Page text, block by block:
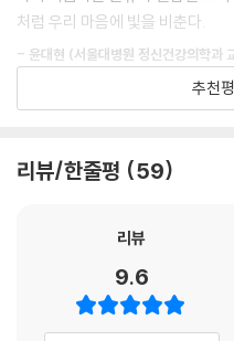
있을 거라고. 그리고 여전히 사랑
거라고.
불안이 물러났다. 마치 집중 수사
---「절망 다루기」중에서
우리는 점점 더 세상 온갖 뉴스가
포에 ‘접속’되고, 그것은 계속 우
포’에 불과했지만 그것에서 증식
만 자극하는 것이 아니라 실제로
---「끝없는 공포에 접속된 사람들」
“그러니까, 현대 생활은 사실상 이
일은 아니다.”
명상, 마음 챙김, 산책, 소비로 잠
정치적으로든 모든 면에서 빠른
시키지 못하게 할 수 있을지 그 방
『불안의 밤에 고하는 말』은 후회
동시에, 불안의 시대를 보다 안전
처럼 우리 마음에 빛을 비춘다.
- 윤대현 (서울대병원 정신건강의학과
여기 불안하고 솔직한 사람, 매트
하며 살던 그는 어느 순간 생각했
상태라는 것, 인터넷과 SNS, 가
처음이라는 얘기에 말이다. 그러
정말로 이상한 거다. 그래도 조금
추천
리뷰/한줄평 59
리뷰
9.6